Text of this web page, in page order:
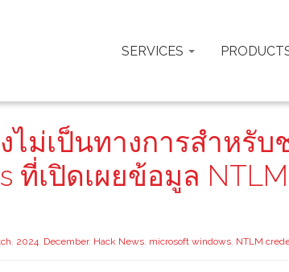
SERVICES
ม่เป็นทางการสำหรับ
ที่เปิดเผยข้อมูล NTLM
, 2024, December, Hack News, microsoft windows, NTLM